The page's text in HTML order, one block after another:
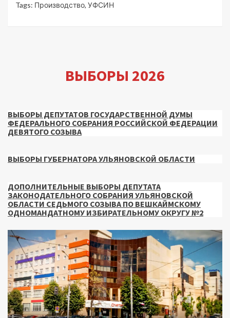
Tags: Производство, УФСИН
ВЫБОРЫ 2026
ВЫБОРЫ ДЕПУТАТОВ ГОСУДАРСТВЕННОЙ ДУМЫ
ФЕДЕРАЛЬНОГО СОБРАНИЯ РОССИЙСКОЙ ФЕДЕРАЦИИ
ДЕВЯТОГО СОЗЫВА
ВЫБОРЫ ГУБЕРНАТОРА УЛЬЯНОВСКОЙ ОБЛАСТИ
ДОПОЛНИТЕЛЬНЫЕ ВЫБОРЫ ДЕПУТАТА
ЗАКОНОДАТЕЛЬНОГО СОБРАНИЯ УЛЬЯНОВСКОЙ
ОБЛАСТИ СЕДЬМОГО СОЗЫВА ПО ВЕШКАЙМСКОМУ
ОДНОМАНДАТНОМУ ИЗБИРАТЕЛЬНОМУ ОКРУГУ №2